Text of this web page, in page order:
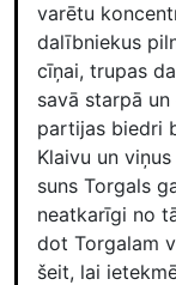
varētu
dalībniekus
cīņai, trupas
savā starpā
partijas biedri
Klaivu un
suns Torgals
neatkarīgi no
dot Torgalam
šeit, lai